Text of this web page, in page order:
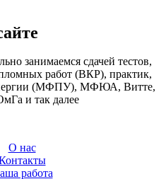
занимаемся сдачей тестов,
работ (ВКР), практик,
(МФПУ), МФЮА, Витте,
и так далее
О нас
работа